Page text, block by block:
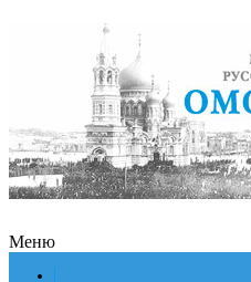
Меню